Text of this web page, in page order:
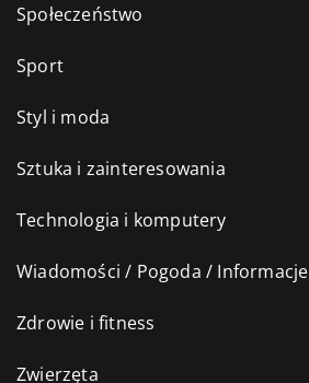
Społeczeństwo
Sport
Styl i moda
Sztuka i zainteresowania
Technologia i komputery
Wiadomości / Pogoda / Informacje
Zdrowie i fitness
Zwierzęta